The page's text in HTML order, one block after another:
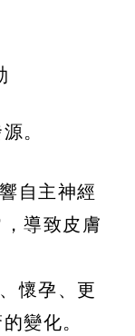
。
自主神經
導致皮膚
懷孕、更
變化。